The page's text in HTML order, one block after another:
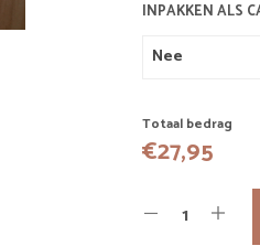
INPAKKEN ALS
Totaal bedrag
€27,95